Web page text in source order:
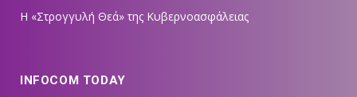
Η «Στρογγυλή Θεά» της Κυβερνοασφάλειας
INFOCOM TODAY